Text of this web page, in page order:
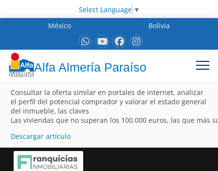
Select Language ▼
México
Bolivia
Alfa Almería Paraíso
Consultar la oferta similar en portales de internet, analizar
el perfil del potencial comprador y valorar el estado general
del inmueble, las claves
Las viviendas que no superan los 100.000 euros, las que más
Descargar artículo